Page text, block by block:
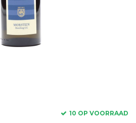
10 OP VOORRAAD